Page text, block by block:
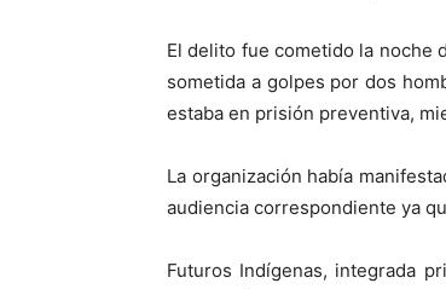
El delito fue cometido la noche
sometida a golpes por dos
estaba en prisión preventiva,
La organización había
audiencia correspondiente ya
Futuros Indígenas, integrada